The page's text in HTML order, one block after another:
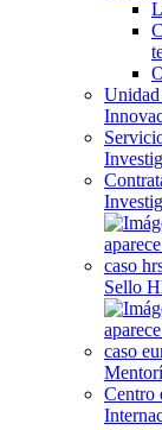
Sello
Centro